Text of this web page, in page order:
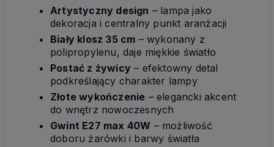
Artystyczny design – lampa jako
dekoracja i centralny punkt aranżacji
Biały klosz 35 cm – wykonany z
polipropylenu, daje miękkie światło
Postać z żywicy – efektowny detal
podkreślający charakter lampy
Złote wykończenie – elegancki akcent
do wnętrz nowoczesnych
Gwint E27 max 40W – możliwość
doboru żarówki i barwy światła